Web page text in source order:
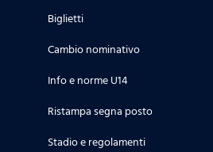
Biglietti
Cambio nominativo
Info e norme U14
Ristampa segna posto
Stadio e regolamenti